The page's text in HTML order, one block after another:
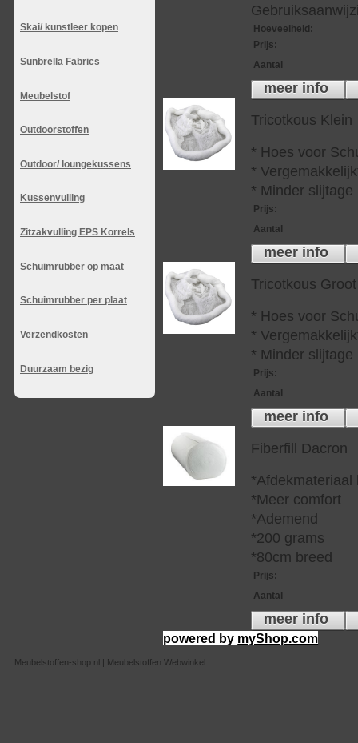
Skai/ kunstleer kopen
Sunbrella Fabrics
Meubelstof
Outdoorstoffen
Outdoor/ loungekussens
Kussenvulling
Zitzakvulling EPS Korrels
Schuimrubber op maat
Schuimrubber per plaat
Verzendkosten
Duurzaam bezig
Hoeveelheid :
Prijs:
Aantal
meer info
Tricotkous Klein
* Hoes voor
*
* Minder slijtage
Prijs:
Aantal
meer info
Tricotkous Groot
* Hoes voor
*
* Minder slijtage
Prijs:
Aantal
meer info
Fiberfill Dacron
*Afdekmateriaal
*Meer comfort
*Ademend
*200 grams
*80cm breed
Prijs:
Aantal
meer info
powered by myShop.com
Meubelstoffen-shop.nl | Meubelstoffen Webwinkel